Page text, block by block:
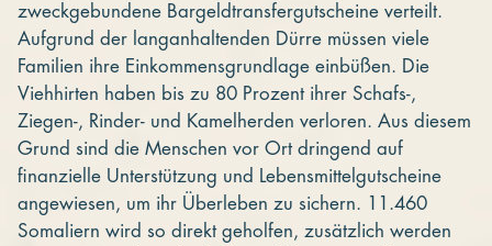
zweckgebundene Bargeldtransfergutscheine verteilt.
Aufgrund der langanhaltenden Dürre müssen viele
Familien ihre Einkommensgrundlage einbüßen. Die
Viehhirten haben bis zu 80 Prozent ihrer Schafs-,
Ziegen-, Rinder- und Kamelherden verloren. Aus diesem
Grund sind die Menschen vor Ort dringend auf
finanzielle Unterstützung und Lebensmittelgutscheine
angewiesen, um ihr Überleben zu sichern. 11.460
Somaliern wird so direkt geholfen, zusätzlich werden